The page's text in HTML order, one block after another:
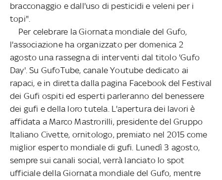
bracconaggio e dall'uso di pesticidi e veleni per i
topi".
Per celebrare la Giornata mondiale del Gufo,
l'associazione ha organizzato per domenica 2
agosto una rassegna di interventi dal titolo 'Gufo
Day'. Su GufoTube, canale Youtube dedicato ai
rapaci, e in diretta dalla pagina Facebook del Festival
dei Gufi ospiti ed esperti parleranno del benessere
dei gufi e della loro tutela. L'apertura dei lavori è
affidata a Marco Mastrorilli, presidente del Gruppo
Italiano Civette, ornitologo, premiato nel 2015 come
miglior esperto mondiale di gufi. Lunedì 3 agosto,
sempre sui canali social, verrà lanciato lo spot
ufficiale della Giornata mondiale del Gufo, mentre